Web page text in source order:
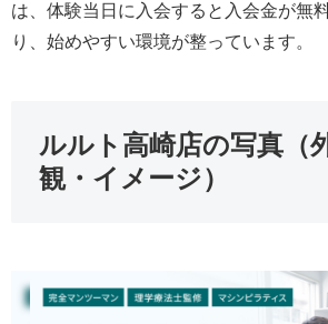
は、体験当日に入会すると入会金が無
り、始めやすい環境が整っています。
ルルト高崎店の写真（
観・イメージ）